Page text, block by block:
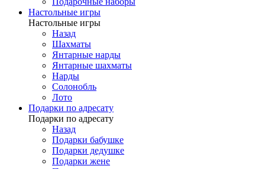
Настольные игры
Настольные игры
Назад
Шахматы
Янтарные нарды
Янтарные шахматы
Нарды
Солонобль
Лото
Подарки по адресату
Подарки по адресату
Назад
Подарки бабушке
Подарки дедушке
Подарки жене